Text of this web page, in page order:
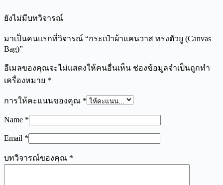
ยังไม่มีบทวิจารณ์
มาเป็นคนแรกที่วิจารณ์ “กระเป๋าผ้าแคนวาส ทรงตัวยู (Canvas
Bag)”
อีเมลของคุณจะไม่แสดงให้คนอื่นเห็น ช่องข้อมูลจำเป็นถูกทำ
เครื่องหมาย *
การให้คะแนนของคุณ *
Name *
Email *
บทวิจารณ์ของคุณ *